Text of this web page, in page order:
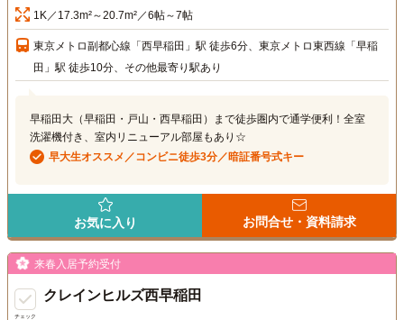
1K／17.3m²～20.7m²／6帖～7帖
東京メトロ副都心線「西早稲田」駅 徒歩6分、東京メトロ東西線「早稲
田」駅 徒歩10分、その他最寄り駅あり
早稲田大（早稲田・戸山・西早稲田）まで徒歩圏内で通学便利！全室
洗濯機付き、室内リニューアル部屋もあり☆
早大生オススメ／コンビニ徒歩3分／暗証番号式キー
お気に入り お問合せ・資料請求
チェック
来春入居予約受付
クレインヒルズ西早稲田